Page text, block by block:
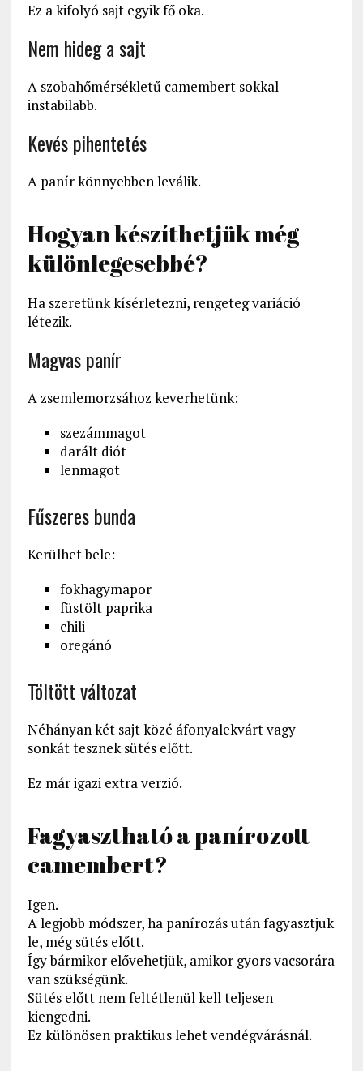
Ez a kifolyó sajt egyik fő oka.
Nem hideg a sajt
A szobahőmérsékletű camembert sokkal
instabilabb.
Kevés pihentetés
A panír könnyebben leválik.
Hogyan készíthetjük még
különlegesebbé?
Ha szeretünk kísérletezni, rengeteg variáció
létezik.
Magvas panír
A zsemlemorzsához keverhetünk:
szezámmagot
darált diót
lenmagot
Fűszeres bunda
Kerülhet bele:
fokhagymapor
füstölt paprika
chili
oregánó
Töltött változat
Néhányan két sajt közé áfonyalekvárt vagy
sonkát tesznek sütés előtt.
Ez már igazi extra verzió.
Fagyasztható a panírozott
camembert?
Igen.
A legjobb módszer, ha panírozás után fagyasztjuk
le, még sütés előtt.
Így bármikor elővehetjük, amikor gyors vacsorára
van szükségünk.
Sütés előtt nem feltétlenül kell teljesen
kiengedni.
Ez különösen praktikus lehet vendégvárásnál.